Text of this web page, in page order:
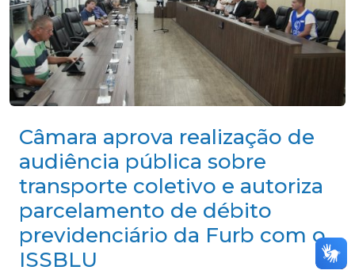
Câmara aprova realização de
audiência pública sobre
transporte coletivo e autoriza
parcelamento de débito
previdenciário da Furb com o
ISSBLU